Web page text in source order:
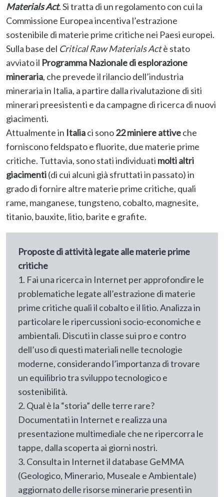
Materials Act. Si tratta di un regolamento con cui la
Commissione Europea incentiva l’estrazione
sostenibile di materie prime critiche nei Paesi europei.
Sulla base del Critical Raw Materials Actè stato
avviato il Programma Nazionale di esplorazione
mineraria, che prevede il rilancio dell’industria
mineraria in Italia, a partire dalla rivalutazione di siti
minerari preesistenti e da campagne di ricerca di nuovi
giacimenti.
Attualmente in Italiaci sono22 miniere attiveche
forniscono feldspato e fluorite, due materie prime
critiche. Tuttavia, sono stati individuati molti altri
giacimenti(di cui alcuni già sfruttati in passato) in
grado di fornire altre materie prime critiche, quali
rame, manganese, tungsteno, cobalto, magnesite,
titanio, bauxite, litio, barite e grafite.
Proposte di attività legate alle materie prime
critiche
1. Fai una ricerca in Internet per approfondire le
problematiche legate all’estrazione di materie
prime critiche quali il cobalto e il litio. Analizza in
particolare le ripercussioni socio-economiche e
ambientali. Discuti in classe sui pro e contro
dell’uso di questi materiali nelle tecnologie
moderne, considerando l’importanza di trovare
un equilibrio tra sviluppo tecnologico e
sostenibilità.
2. Qual è la “storia” delle terre rare?
Documentati in Internet e realizza una
presentazione multimediale che ne ripercorra le
tappe, dalla scoperta ai giorni nostri.
3. Consulta in Internet il database GeMMA
(Geologico, Minerario, Museale e Ambientale)
aggiornato delle risorse minerarie presenti in